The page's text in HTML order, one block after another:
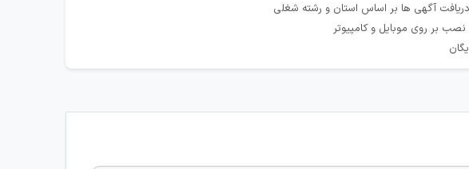
آگهی ها بر اساس استان و رشته شغلی
نصب بر روی موبایل و کامپیوتر